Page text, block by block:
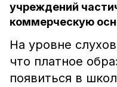
учреждений
коммерческую
На уровне
что платное
появиться в